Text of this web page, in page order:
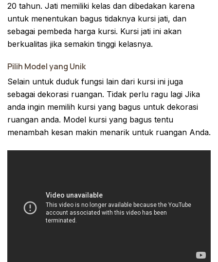
20 tahun. Jati memiliki kelas dan dibedakan karena
untuk menentukan bagus tidaknya kursi jati, dan
sebagai pembeda harga kursi. Kursi jati ini akan
berkualitas jika semakin tinggi kelasnya.
Pilih Model yang Unik
Selain untuk duduk fungsi lain dari kursi ini juga
sebagai dekorasi ruangan. Tidak perlu ragu lagi Jika
anda ingin memilih kursi yang bagus untuk dekorasi
ruangan anda. Model kursi yang bagus tentu
menambah kesan makin menarik untuk ruangan Anda.